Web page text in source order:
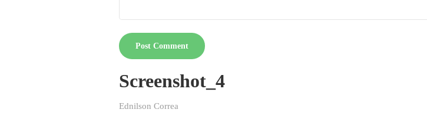
Screenshot_4
Ednilson Correa